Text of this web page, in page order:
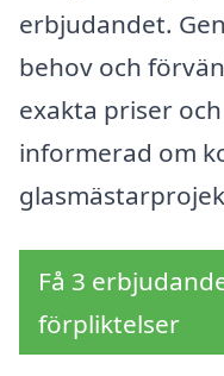
erbjudandet.
behov och
exakta priser
informerad om
Få 3
förpliktelser